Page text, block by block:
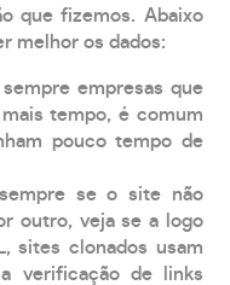
que fizemos. Abaixo
melhor os dados:
empresas que
tempo, é comum
pouco tempo de
se o site não
outro, veja se a logo
sites clonados usam
verificação de links